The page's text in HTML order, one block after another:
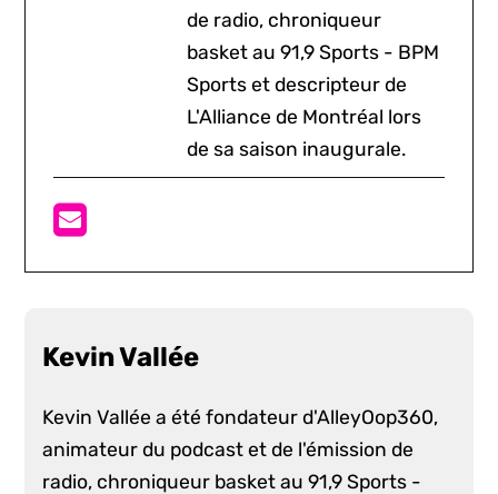
de radio, chroniqueur
basket au 91,9 Sports - BPM
Sports et descripteur de
L'Alliance de Montréal lors
de sa saison inaugurale.
Kevin Vallée
Kevin Vallée a été fondateur d'AlleyOop360,
animateur du podcast et de l'émission de
radio, chroniqueur basket au 91,9 Sports -